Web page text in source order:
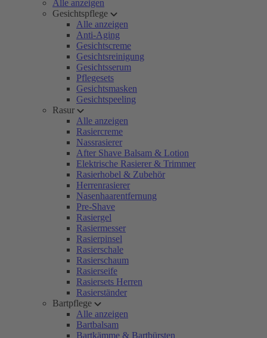
Alle anzeigen
Gesichtspflege
Alle anzeigen
Anti-Aging
Gesichtscreme
Gesichtsreinigung
Gesichtsserum
Pflegesets
Gesichtsmasken
Gesichtspeeling
Rasur
Alle anzeigen
Rasiercreme
Nassrasierer
After Shave Balsam & Lotion
Elektrische Rasierer & Trimmer
Rasierhobel & Zubehör
Herrenrasierer
Nasenhaarentfernung
Pre-Shave
Rasiergel
Rasiermesser
Rasierpinsel
Rasierschale
Rasierschaum
Rasierseife
Rasiersets Herren
Rasierständer
Bartpflege
Alle anzeigen
Bartbalsam
Bartkämme & Bartbürsten